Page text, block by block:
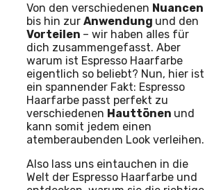
Von den verschiedenen Nuancen
bis hin zur Anwendung und den
Vorteilen – wir haben alles für
dich zusammengefasst. Aber
warum ist Espresso Haarfarbe
eigentlich so beliebt? Nun, hier ist
ein spannender Fakt: Espresso
Haarfarbe passt perfekt zu
verschiedenen Hauttönen und
kann somit jedem einen
atemberaubenden Look verleihen.
Also lass uns eintauchen in die
Welt der Espresso Haarfarbe und